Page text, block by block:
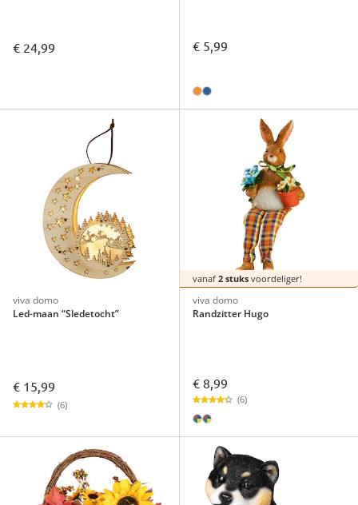
€ 24,99 € 5,99
viva domo
Led-maan “Sledetocht”
€ 15,99
(6)
vanaf 2 stuksvoordeliger!
viva domo
Randzitter Hugo
€ 8,99
(6)